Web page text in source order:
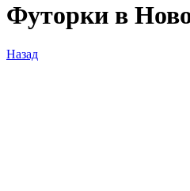
Футорки в
Назад